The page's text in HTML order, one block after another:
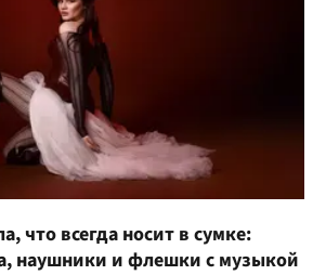
что всегда носит в сумке:
наушники и флешки с музыкой